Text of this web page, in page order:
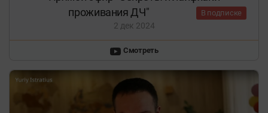
проживания ДЧ"
В подписке
2 дек 2024
Смотреть